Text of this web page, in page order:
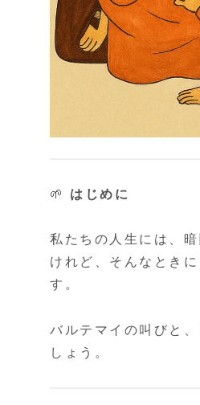
🌱 はじめに
私たちの人生には、
けれど、そんなとき
す。
バルテマイの叫びと
しょう。